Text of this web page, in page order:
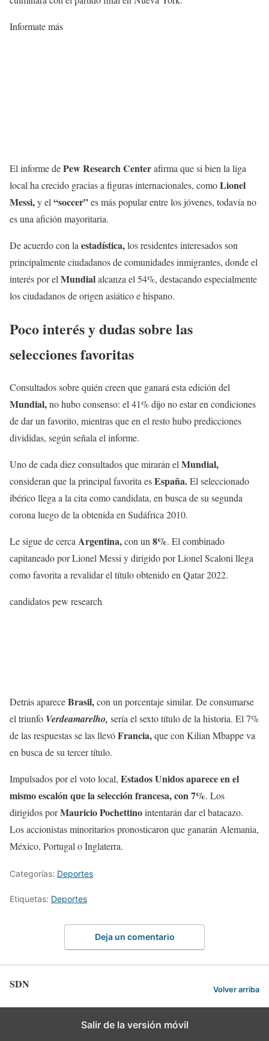
Informate más
El informe dePew Research Centerafirma que si bien la liga
local ha crecido gracias a figuras internacionales, comoLionel
Messi,y el“soccer”es más popular entre los jóvenes, todavía no
es una afición mayoritaria.
De acuerdo con laestadística,los residentes interesados son
principalmente ciudadanos de comunidades inmigrantes, donde el
interés por elMundialalcanza el 54%, destacando especialmente
los ciudadanos de origen asiático e hispano.
Poco interés y dudas sobre las
selecciones favoritas
Consultados sobre quién creen que ganará esta edición del
Mundial,no hubo consenso: el 41% dijo no estar en condiciones
de dar un favorito, mientras que en el resto hubo predicciones
divididas, según señala el informe.
Uno de cada diez consultados que mirarán el Mundial,
consideran que la principal favorita esEspaña.El seleccionado
ibérico llega a la cita como candidata, en busca de su segunda
corona luego de la obtenida en Sudáfrica 2010.
Le sigue de cerca Argentina,con un 8%. El combinado
capitaneado por Lionel Messi y dirigido por Lionel Scaloni llega
como favorita a revalidar el título obtenido en Qatar 2022.
candidatos pew research
Detrás apareceBrasil,con un porcentaje similar. De consumarse
el triunfo Verdeamarelho, sería el sexto título de la historia. El 7%
de las respuestas se las llevóFrancia,que con Kilian Mbappe va
en busca de su tercer título.
Impulsados por el voto local, Estados Unidos aparece en el
mismo escalón que la selección francesa, con 7%. Los
dirigidos porMauricio Pochettinointentarán dar el batacazo.
Los accionistas minoritarios pronosticaron que ganarán Alemania,
México, Portugal o Inglaterra.
Categorías: Deportes
Etiquetas: Deportes
Deja un comentario
SDN Volver arriba
Salir de la versión móvil